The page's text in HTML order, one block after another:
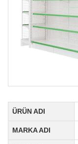
ÜRÜN ADI
MARKA ADI